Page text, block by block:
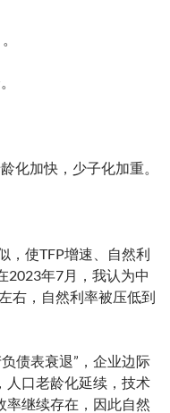
化加快，少子化加重。
，使TFP增速、自然利
2023年7月，我认为中
右，自然利率被压低到
债表衰退”，企业边际
人口老龄化延续，技术
率继续存在，因此自然